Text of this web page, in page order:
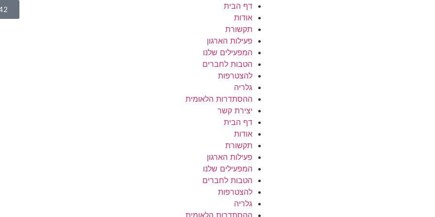
דף הבית
אודות
תקשורת
פעילות הארגון
המפעילים שלנו
הטבות לחברים
להצטרפות
גלריה
ההסתדרות הלאומית
יצירת קשר
דף הבית
אודות
תקשורת
פעילות הארגון
המפעילים שלנו
הטבות לחברים
להצטרפות
גלריה
ההסתדרות הלאומית